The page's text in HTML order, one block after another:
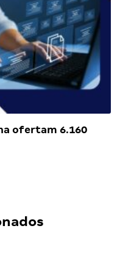
ofertam 6.160